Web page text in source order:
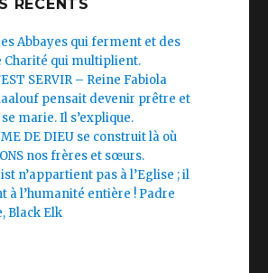
RÉCENTS
Abbayes qui ferment et des
Charité qui multiplient.
SERVIR – Reine Fabiola
pensait devenir prêtre et
marie. Il s’explique.
DE DIEU se construit là où
nos frères et sœurs.
n’appartient pas à l’Eglise ; il
à l’humanité entière ! Padre
Black Elk